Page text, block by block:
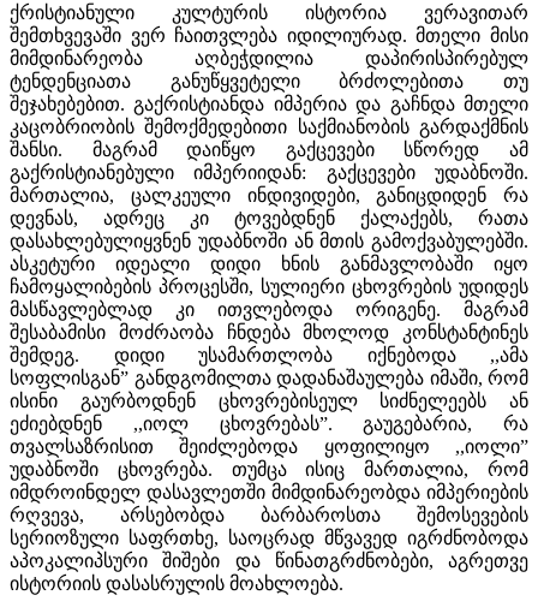
ქრისტიანული კულტურის ისტორია ვერავითარ
შემთხვევაში ვერ ჩაითვლება იდილიურად. მთელი მისი
მიმდინარეობა აღბეჭდილია დაპირისპირებულ
ტენდენციათა განუწყვეტელი ბრძოლებითა თუ
შეჯახებებით. გაქრისტიანდა იმპერია და გაჩნდა მთელი
კაცობრიობის შემოქმედებითი საქმიანობის გარდაქმნის
შანსი. მაგრამ დაიწყო გაქცევები სწორედ ამ
გაქრისტიანებული იმპერიიდან: გაქცევები უდაბნოში.
მართალია, ცალკეული ინდივიდები, განიცდიდენ რა
დევნას, ადრეც კი ტოვებდნენ ქალაქებს, რათა
დასახლებულიყვნენ უდაბნოში ან მთის გამოქვაბულებში.
ასკეტური იდეალი დიდი ხნის განმავლობაში იყო
ჩამოყალიბების პროცესში, სულიერი ცხოვრების უდიდეს
მასწავლებლად კი ითვლებოდა ორიგენე. მაგრამ
შესაბამისი მოძრაობა ჩნდება მხოლოდ კონსტანტინეს
შემდეგ. დიდი უსამართლობა იქნებოდა ,,ამა
სოფლისგან” განდგომილთა დადანაშაულება იმაში, რომ
ისინი გაურბოდნენ ცხოვრებისეულ სიძნელეებს ან
ეძიებდნენ ,,იოლ ცხოვრებას”. გაუგებარია, რა
თვალსაზრისით შეიძლებოდა ყოფილიყო ,,იოლი”
უდაბნოში ცხოვრება. თუმცა ისიც მართალია, რომ
იმდროინდელ დასავლეთში მიმდინარეობდა იმპერიების
რღვევა, არსებობდა ბარბაროსთა შემოსევების
სერიოზული საფრთხე, საოცრად მწვავედ იგრძნობოდა
აპოკალიპსური შიშები და წინათგრძნობები, აგრეთვე
ისტორიის დასასრულის მოახლოება.